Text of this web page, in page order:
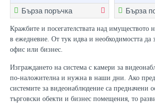
Кражбите и посегателствата над имуществото
в ежедневие. От тук идва и необходимостта да
офис или бизнес.
Изграждането на система с камери за
по-наложителна и нужна в наши дни. Ако
системите за видеонаблюдение са предначени
търговски обекти и бизнес помещения, то
Бърза поръчка Бърза